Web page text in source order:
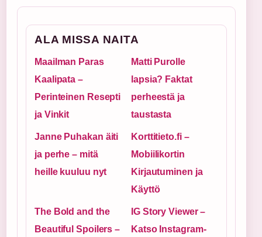
ALA MISSA NAITA
Maailman Paras
Kaalipata –
Perinteinen Resepti
ja Vinkit
Matti Purolle
lapsia? Faktat
perheestä ja
taustasta
Janne Puhakan äiti
ja perhe – mitä
heille kuuluu nyt
Korttitieto.fi –
Mobiilikortin
Kirjautuminen ja
Käyttö
The Bold and the
Beautiful Spoilers –
IG Story Viewer –
Katso Instagram-